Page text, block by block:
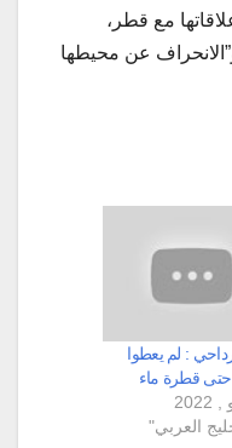
مع قطر،
عن محيطها
: لم يعطوا
حتى قطرة ماء
العربي"